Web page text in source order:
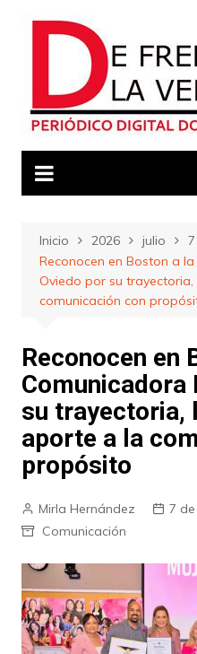
Inicio 2026 julio
7
Reconocen en Boston a
Oviedo por su
comunicación con
Reconocen en
Comunicadora
su trayectoria,
aporte a la
propósito
Mirla Hernández 7
Comunicación